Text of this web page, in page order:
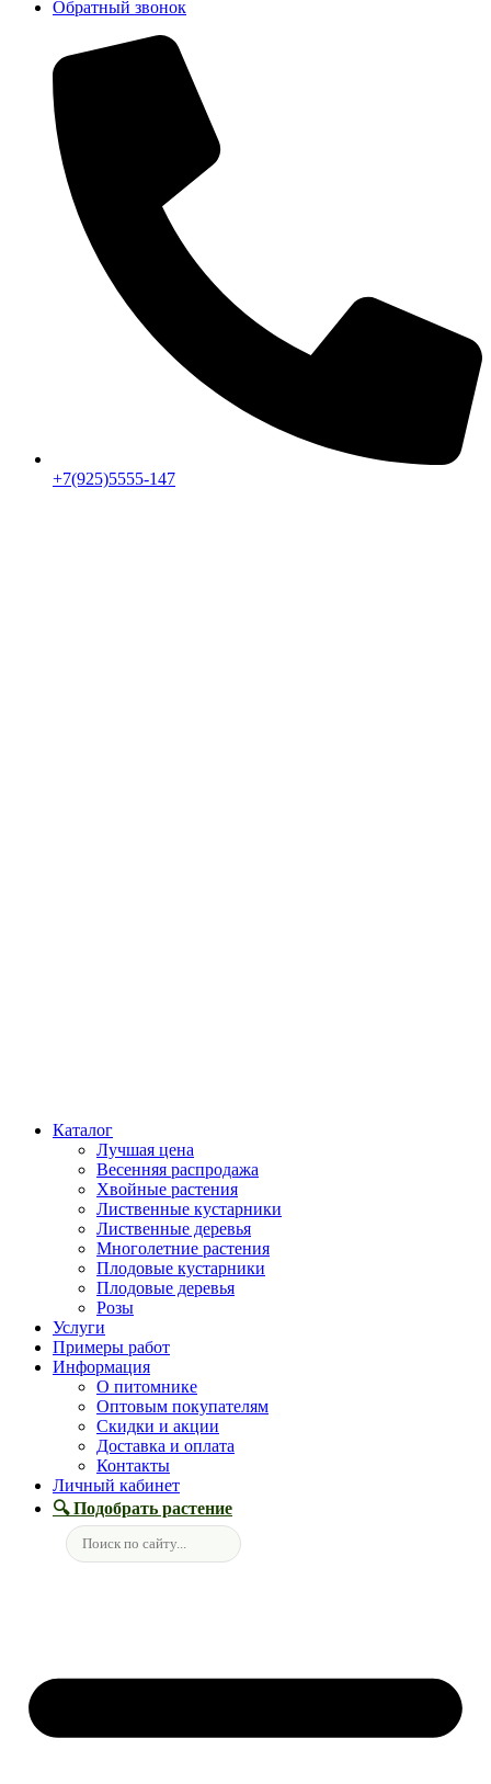
Обратный звонок
+7(925)5555-147
Каталог
Лучшая цена
Весенняя распродажа
Хвойные растения
Лиственные кустарники
Лиственные деревья
Многолетние растения
Плодовые кустарники
Плодовые деревья
Розы
Услуги
Примеры работ
Информация
О питомнике
Оптовым покупателям
Скидки и акции
Доставка и оплата
Контакты
Личный кабинет
🔍 Подобрать растение